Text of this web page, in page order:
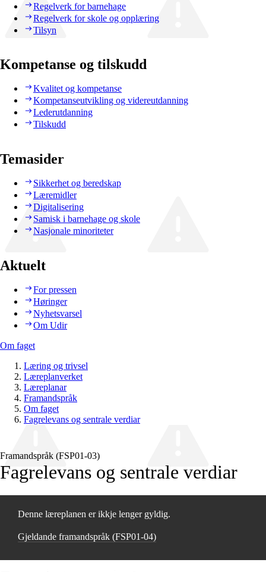
Regelverk for barnehage
Regelverk for skole og opplæring
Tilsyn
Kompetanse og tilskudd
Kvalitet og kompetanse
Kompetanseutvikling og videreutdanning
Lederutdanning
Tilskudd
Temasider
Sikkerhet og beredskap
Læremidler
Digitalisering
Samisk i barnehage og skole
Nasjonale minoriteter
Aktuelt
For pressen
Høringer
Nyhetsvarsel
Om Udir
Om faget
Læring og trivsel
Læreplanverket
Læreplanar
Framandspråk
Om faget
Fagrelevans og sentrale verdiar
Framandspråk (FSP01‑03)
Fagrelevans og sentrale verdiar
Denne læreplanen er ikkje lenger gyldig.
Gjeldande framandspråk (FSP01‑04)